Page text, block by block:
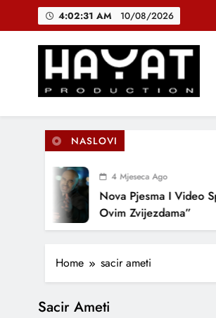
4:02:32 AM 10/08/2026
Hayat Production
Promocija domaće muzike
NASLOVI
4 Mjeseca Ago
Nova Pjesma I Video
Ovim Zvijezdama”
Home sacir ameti
Sacir Ameti